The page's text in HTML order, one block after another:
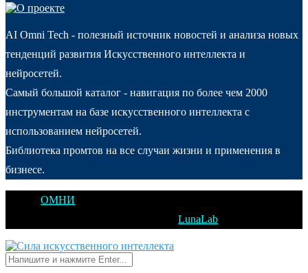
AI Omni Tech - полезный источник новостей и анализа новых
тенденций развития Искусственного интеллекта и
нейросетей.
Самый большой каталог - навигация по более чем 2000
инструментам на базе искусственного интеллекта с
использованием нейросетей.
Библиотека промтов на все случаи жизни и применения в
бизнесе.
ОМНИ
LunaLab